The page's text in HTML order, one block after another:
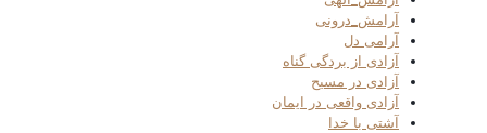
آرامش_درونی
آرامی دل
آزادی از بردگی گناه
آزادی در مسیح
آزادی واقعی در ایمان
آشتی با خدا